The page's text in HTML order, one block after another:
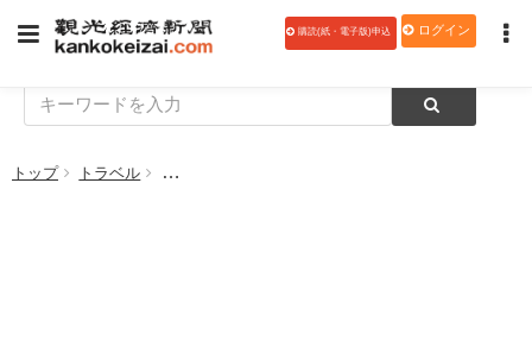
購読(紙・電子版)申込 ログイン
トップ トラベル 各地で旅行費用の割引、物価対策で自治体がキャン